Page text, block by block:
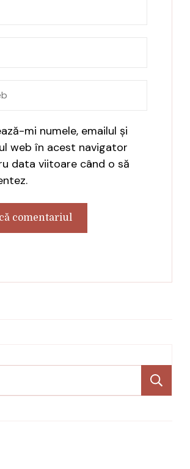
mi numele, emailul și
web în acest navigator
data viitoare când o să